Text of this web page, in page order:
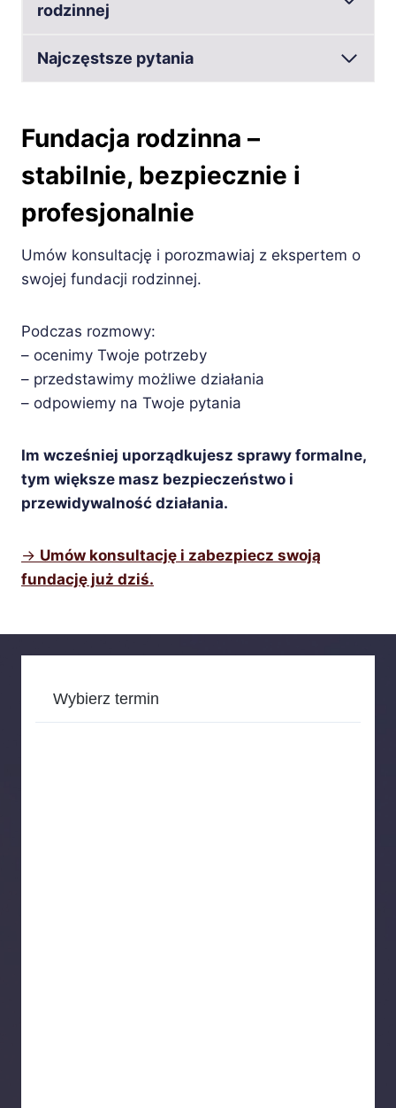
rodzinnej
Najczęstsze pytania
Fundacja rodzinna –
stabilnie, bezpiecznie i
profesjonalnie
Umów konsultację i porozmawiaj z ekspertem o
swojej fundacji rodzinnej.
Podczas rozmowy:
– ocenimy Twoje potrzeby
– przedstawimy możliwe działania
– odpowiemy na Twoje pytania
Im wcześniej uporządkujesz sprawy formalne,
tym większe masz bezpieczeństwo i
przewidywalność działania.
→ Umów konsultację i zabezpiecz swoją
fundację już dziś.
Wybierz termin